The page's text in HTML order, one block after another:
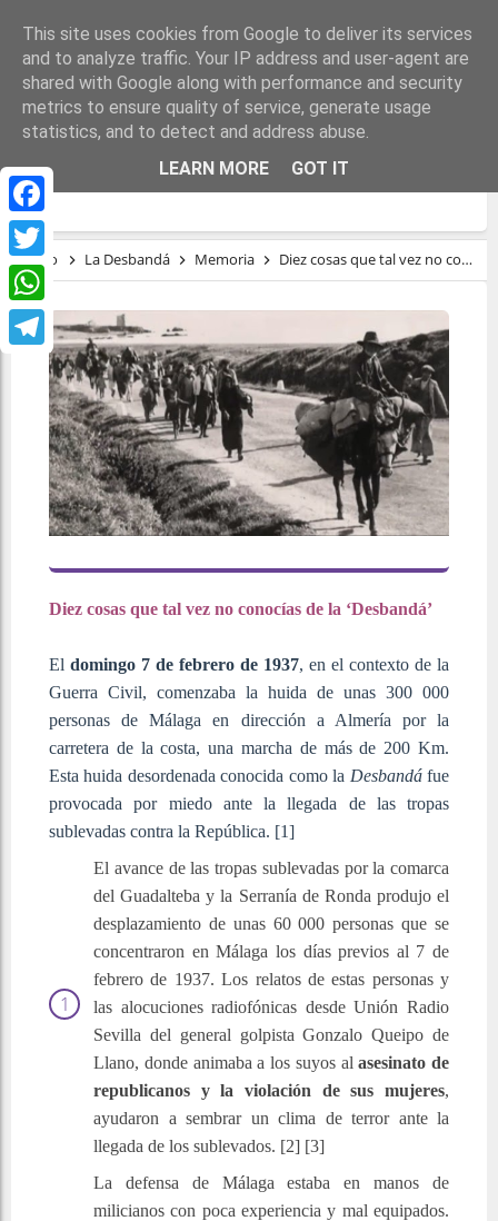
Facebook
Twitter
WhatsApp
Telegram
DIEZ COSAS QUE TAL VEZ NO CONOCÍAS
DE LA ‘DESBANDÁ’
Inicio La Desbandá Memoria Diez cosas que tal vez no conocías de la ‘Desbandá’
Diez cosas que tal vez no conocías de la ‘Desbandá’
El domingo 7 de febrero de 1937, en el contexto de la
Guerra Civil, comenzaba la huida de unas 300 000
personas de Málaga en dirección a Almería por la
carretera de la costa, una marcha de más de 200 Km.
Esta huida desordenada conocida como la Desbandáfue
provocada por miedo ante la llegada de las tropas
sublevadas contra la República. [1]
El avance de las tropas sublevadas por la comarca
del Guadalteba y la Serranía de Ronda produjo el
desplazamiento de unas 60 000 personas que se
concentraron en Málaga los días previos al 7 de
febrero de 1937. Los relatos de estas personas y
las alocuciones radiofónicas desde Unión Radio
Sevilla del general golpista Gonzalo Queipo de
Llano, donde animaba a los suyos alasesinato de
republicanos y la violación de sus mujeres,
ayudaron a sembrar un clima de terror ante la
llegada de los sublevados. [2] [3]
La defensa de Málaga estaba en manos de
milicianos con poca experiencia y mal equipados.
This site uses cookies from Google to deliver its services
and to analyze traffic. Your IP address and user-agent are
shared with Google along with performance and security
metrics to ensure quality of service, generate usage
statistics, and to detect and address abuse.
LEARN MORE
GOT IT